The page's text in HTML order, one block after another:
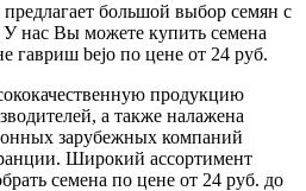
большой выбор семян с
У нас Вы можете купить семена
гавриш bejo по цене от 24 руб.
продукцию
а также налажена
зарубежных компаний
Широкий ассортимент
семена по цене от 24 руб. до